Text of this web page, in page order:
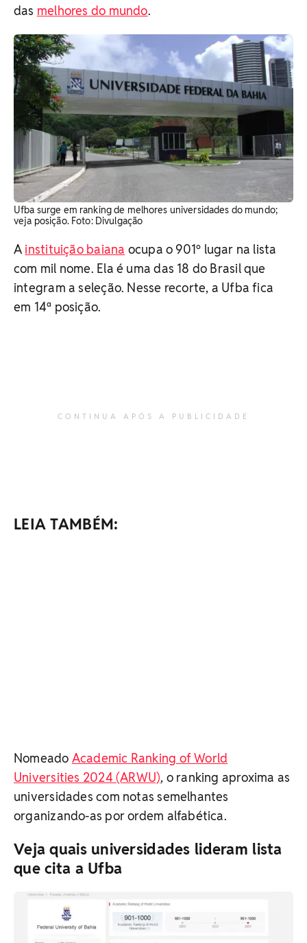
das melhores do mundo.
Ufba surge em ranking de melhores universidades do mundo;
veja posição. Foto: Divulgação
A instituição baiana ocupa o 901º lugar na lista
com mil nome. Ela é uma das 18 do Brasil que
integram a seleção. Nesse recorte, a Ufba fica
em 14ª posição.
CONTINUA APÓS A PUBLICIDADE
LEIA TAMBÉM:
Nomeado Academic Ranking of World
Universities 2024 (ARWU), o ranking aproxima as
universidades com notas semelhantes
organizando-as por ordem alfabética.
Veja quais universidades lideram lista
que cita a Ufba